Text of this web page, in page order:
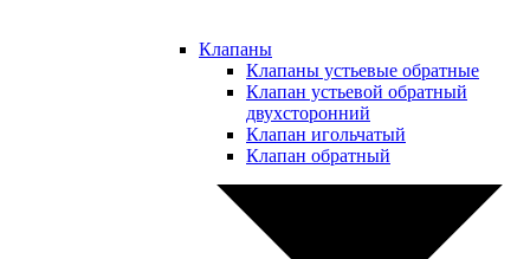
Клапаны
Клапаны устьевые обратные
Клапан устьевой обратный
двухсторонний
Клапан игольчатый
Клапан обратный